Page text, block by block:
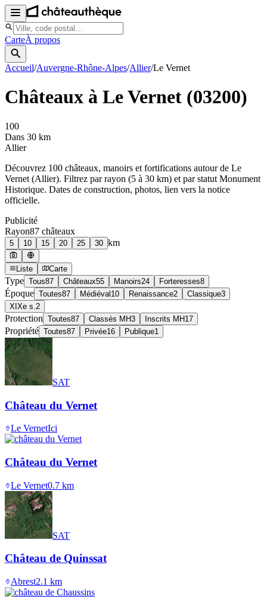
CarteÀ propos
Accueil/Auvergne-Rhône-Alpes/Allier/Le Vernet
Châteaux à Le Vernet (03200)
100
Dans 30 km
Allier
Découvrez 100 châteaux, manoirs et fortifications autour de Le
Vernet (Allier). Filtrez par rayon (5 à 30 km) et par statut Monument
Historique. Dates de construction, photos, lien vers la notice
officielle.
Publicité
Rayon87 châteaux
5 10 15 20 25 30 km
Liste Carte
Type Tous87 Châteaux55 Manoirs24 Forteresses8
Époque Toutes87 Médiéval 10 Renaissance2 Classique3
XIXe s. 2
Protection Toutes87 Classés MH3 Inscrits MH17
Propriété Toutes87 Privée16 Publique1
SAT
Château du Vernet
Le VernetIci
Château du Vernet
Le Vernet0.7 km
SAT
Château de Quinssat
Abrest2.1 km